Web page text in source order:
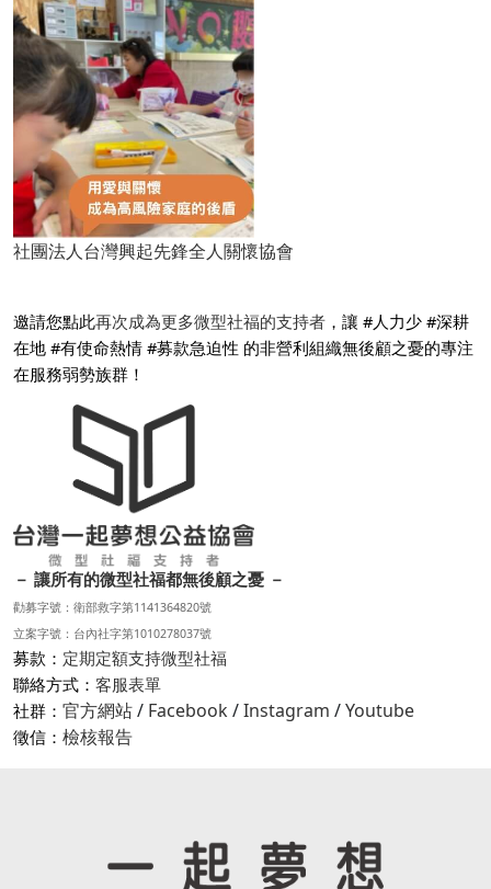
社團法人台灣興起先鋒全人關懷協會
邀請您點此再次成為更多微型社福的支持者 ，讓 #人力少 #深耕
在地 #有使命熱情 #募款急迫性 的非營利組織無後顧之憂的專注
在服務弱勢族群！
－ 讓所有的微型社福都無後顧之憂 －
勸募字號：衛部救字第1141364820號
立案字號：台內社字第1010278037號
募款： 定期定額支持微型社福
聯絡方式： 客服表單
社群： 官方網站/ Facebook/Instagram /Youtube
徵信： 檢核報告